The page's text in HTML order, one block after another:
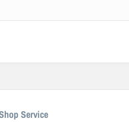
Service